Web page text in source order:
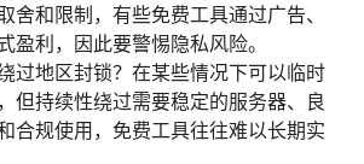
舍和限制，有些免费工具通过广告、
盈利，因此要警惕隐私风险。
过地区封锁？在某些情况下可以临时
但持续性绕过需要稳定的服务器、良
合规使用，免费工具往往难以长期实